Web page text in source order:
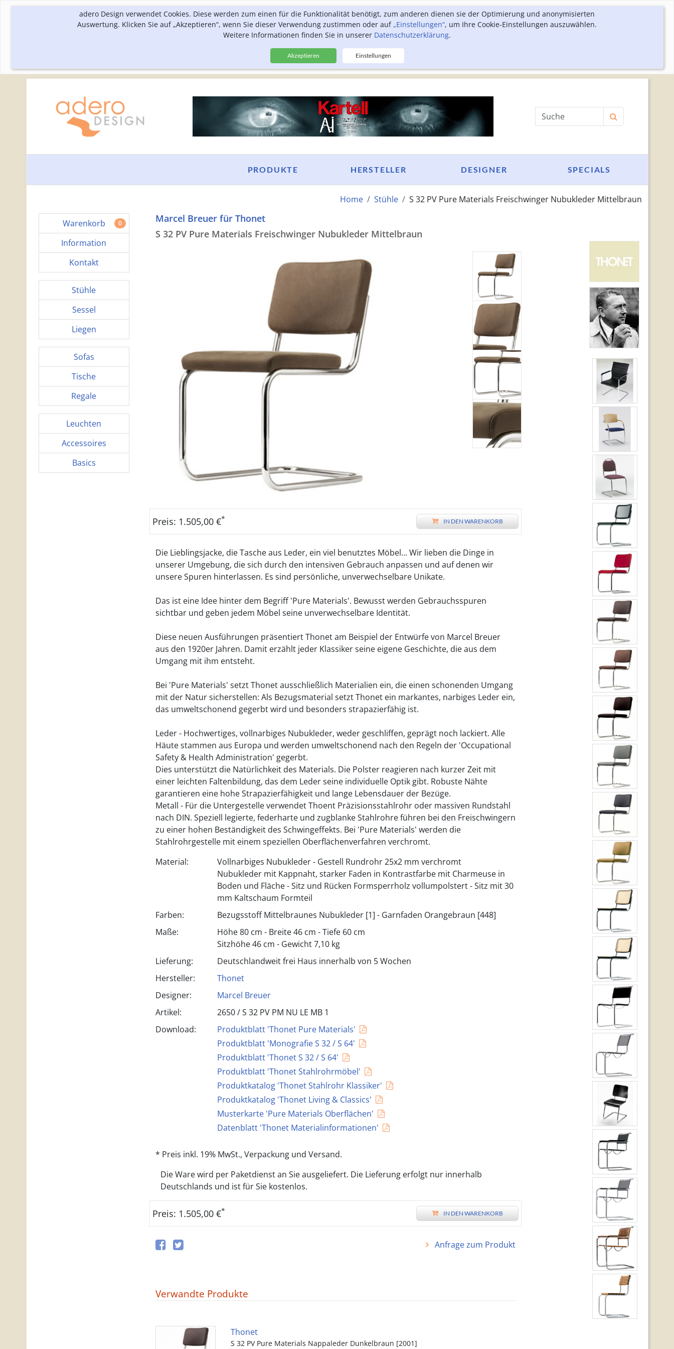
adero Design verwendet Cookies. Diese werden zum einen für die Funktionalität benötigt, zum anderen dienen sie der Optimierung und anonymisierten
Auswertung. Klicken Sie auf „Akzeptieren“, wenn Sie dieser Verwendung zustimmen oder auf„Einstellungen“, um Ihre Cookie-Einstellungen auszuwählen.
Weitere Informationen finden Sie in unserer Datenschutzerklärung.
Akzeptieren Einstellungen
Produktsuche
SPECIALS
DESIGNER
HERSTELLER
PRODUKTE
Home Stühle S 32 PV Pure Materials Freischwinger Nubukleder Mittelbraun
Warenkorb 0
Information
Kontakt
Stühle
Sessel
Liegen
Sofas
Tische
Regale
Leuchten
Accessoires
Basics
Marcel Breuer für Thonet
S 32 PV Pure Materials Freischwinger Nubukleder Mittelbraun
Preis: 1.505,00 €* IN DEN WARENKORB
Die Lieblingsjacke, die Tasche aus Leder, ein viel benutztes Möbel... Wir lieben die Dinge in
unserer Umgebung, die sich durch den intensiven Gebrauch anpassen und auf denen wir
unsere Spuren hinterlassen. Es sind persönliche, unverwechselbare Unikate.
Das ist eine Idee hinter dem Begriff 'Pure Materials'. Bewusst werden Gebrauchsspuren
sichtbar und geben jedem Möbel seine unverwechselbare Identität.
Diese neuen Ausführungen präsentiert Thonet am Beispiel der Entwürfe von Marcel Breuer
aus den 1920er Jahren. Damit erzählt jeder Klassiker seine eigene Geschichte, die aus dem
Umgang mit ihm entsteht.
Bei 'Pure Materials' setzt Thonet ausschließlich Materialien ein, die einen schonenden Umgang
mit der Natur sicherstellen: Als Bezugsmaterial setzt Thonet ein markantes, narbiges Leder ein,
das umweltschonend gegerbt wird und besonders strapazierfähig ist.
Leder - Hochwertiges, vollnarbiges Nubukleder, weder geschliffen, geprägt noch lackiert. Alle
Häute stammen aus Europa und werden umweltschonend nach den Regeln der 'Occupational
Safety & Health Administration' gegerbt.
Dies unterstützt die Natürlichkeit des Materials. Die Polster reagieren nach kurzer Zeit mit
einer leichten Faltenbildung, das dem Leder seine individuelle Optik gibt. Robuste Nähte
garantieren eine hohe Strapazierfähigkeit und lange Lebensdauer der Bezüge.
Metall - Für die Untergestelle verwendet Thoent Präzisionsstahlrohr oder massiven Rundstahl
nach DIN. Speziell legierte, federharte und zugblanke Stahlrohre führen bei den Freischwingern
zu einer hohen Beständigkeit des Schwingeffekts. Bei 'Pure Materials' werden die
Stahlrohrgestelle mit einem speziellen Oberflächenverfahren verchromt.
Material:
Vollnarbiges Nubukleder - Gestell Rundrohr 25x2 mm verchromt
Nubukleder mit Kappnaht, starker Faden in Kontrastfarbe mit Charmeuse in
Boden und Fläche - Sitz und Rücken Formsperrholz vollumpolstert - Sitz mit 30
mm Kaltschaum Formteil
Farben:
Bezugsstoff Mittelbraunes Nubukleder [1] - Garnfaden Orangebraun [448]
Maße:
Höhe 80 cm - Breite 46 cm - Tiefe 60 cm
Sitzhöhe 46 cm - Gewicht 7,10 kg
Lieferung:
Deutschlandweit frei Haus innerhalb von 5 Wochen
Hersteller:
Thonet
Designer:
Marcel Breuer
Artikel:
2650 /S 32 PV PM NU LE MB 1
Download:
Produktblatt 'Thonet Pure Materials'
Produktblatt 'Monografie S 32 / S 64'
Produktblatt 'Thonet S 32 / S 64'
Produktblatt 'Thonet Stahlrohrmöbel'
Produktkatalog 'Thonet Stahlrohr Klassiker'
Produktkatalog 'Thonet Living & Classics'
Musterkarte 'Pure Materials Oberflächen'
Datenblatt 'Thonet Materialinformationen'
* Preis inkl. 19% MwSt., Verpackung und Versand.
Die Ware wird per Paketdienst an Sie ausgeliefert. Die Lieferung erfolgt nur innerhalb
Deutschlands und ist für Sie kostenlos.
Preis: 1.505,00 €* IN DEN WARENKORB
Anfrage zum Produkt
Verwandte Produkte
Thonet
S 32 PV Pure Materials Nappaleder Dunkelbraun [2001]